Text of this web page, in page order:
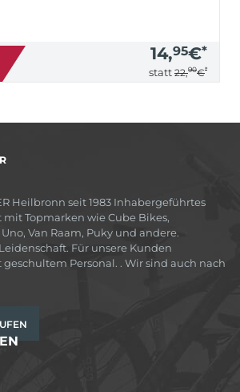
14,95€*
statt 22,90€*
Heilbronn seit 1983 Inhabergeführtes
Topmarken wie Cube Bikes,
Van Raam, Puky und andere.
Für unsere Kunden
Personal. . Wir sind auch nach